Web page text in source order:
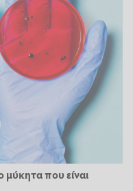
που είναι